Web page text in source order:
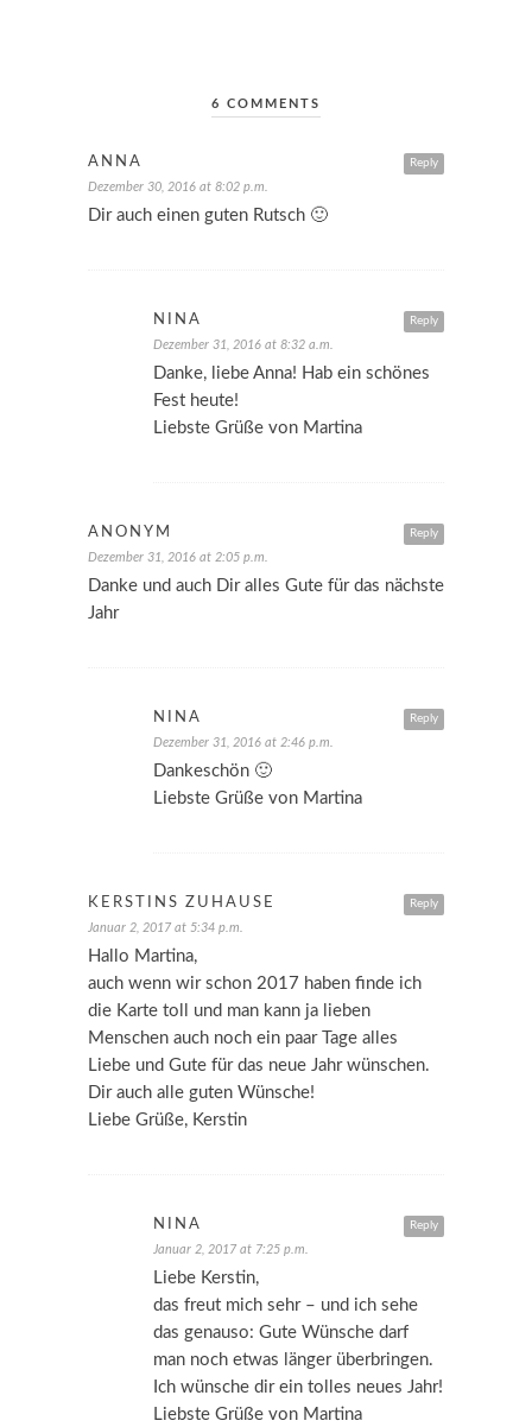
6 COMMENTS
Reply
ANNA
Dezember 30, 2016 at 8:02 p.m.
Dir auch einen guten Rutsch 🙂
Reply
NINA
Dezember 31, 2016 at 8:32 a.m.
Danke, liebe Anna! Hab ein schönes
Fest heute!
Liebste Grüße von Martina
Reply
ANONYM
Dezember 31, 2016 at 2:05 p.m.
Danke und auch Dir alles Gute für das nächste
Jahr
Reply
NINA
Dezember 31, 2016 at 2:46 p.m.
Dankeschön 🙂
Liebste Grüße von Martina
Reply
KERSTINS ZUHAUSE
Januar 2, 2017 at 5:34 p.m.
Hallo Martina,
auch wenn wir schon 2017 haben finde ich
die Karte toll und man kann ja lieben
Menschen auch noch ein paar Tage alles
Liebe und Gute für das neue Jahr wünschen.
Dir auch alle guten Wünsche!
Liebe Grüße, Kerstin
Reply
NINA
Januar 2, 2017 at 7:25 p.m.
Liebe Kerstin,
das freut mich sehr – und ich sehe
das genauso: Gute Wünsche darf
man noch etwas länger überbringen.
Ich wünsche dir ein tolles neues Jahr!
Liebste Grüße von Martina